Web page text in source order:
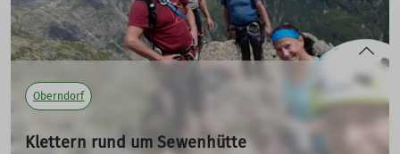
Oberndorf
Klettern rund um Sewenhütte